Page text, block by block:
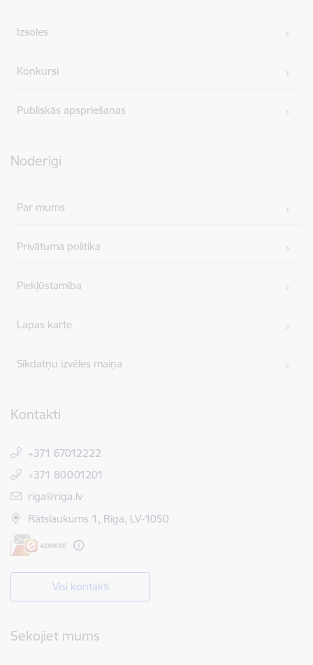
Izsoles
Konkursi
Publiskās apspriešanas
Noderīgi
Par mums
Privātuma politika
Piekļūstamība
Lapas karte
Sīkdatņu izvēles maiņa
Kontakti
+371 67012222
+371 80001201
E-pasts:
riga@riga.lv
Rātslaukums 1, Rīga, LV-1050
Visi kontakti
Sekojiet mums